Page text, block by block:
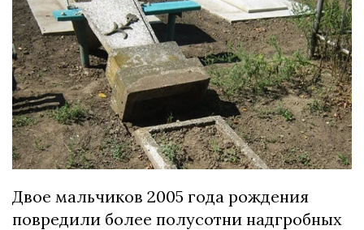
Двое мальчиков 2005 года рождения
повредили более полусотни надгробных